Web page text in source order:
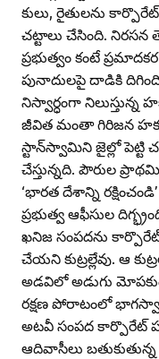
కులు, రైతులను
చట్టాలు చేసింది. నిరసన
ప్రభుత్వం కంటే
పునాదులపై దాడికి
నిస్వార్ధంగా నిలుస్తున్న
జీవిత మంతా గిరిజన
స్టాన్‌స్వామిని జైల్లో పెట్టి
చేస్తున్నది. పౌరుల
‘భారత దేశాన్ని
ప్రభుత్వ ఆఫీసుల
ఖనిజ సంపదను కార్పొరేట్‌
చేయని కుట్రల్లేవు. ఆ
అడవిలో అడుగు
రక్షణ పోరాటంలో
అటవీ సంపద కార్పొరేట్‌
ఆదివాసీలు